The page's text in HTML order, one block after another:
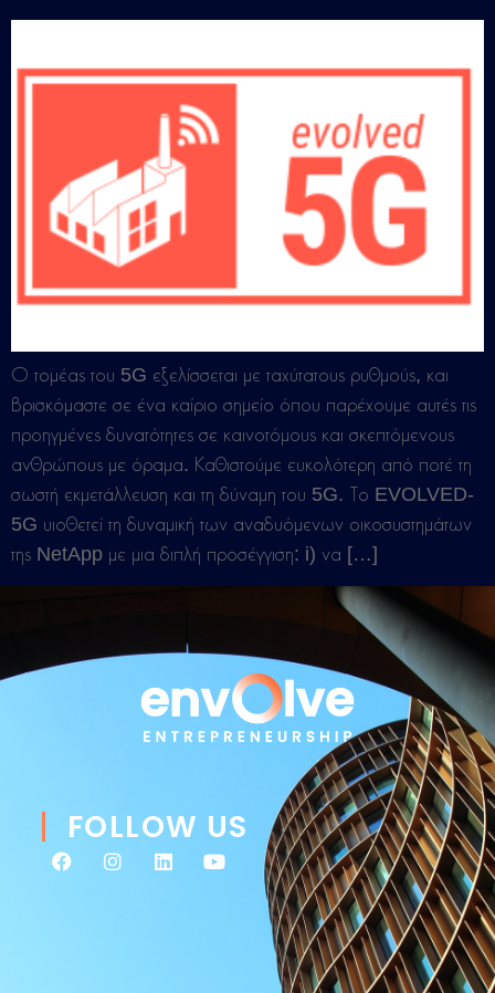
Ο τομέας του 5G εξελίσσεται με ταχύτατους ρυθμούς, και
βρισκόμαστε σε ένα καίριο σημείο όπου παρέχουμε αυτές τις
προηγμένες δυνατότητες σε καινοτόμους και σκεπτόμενους
ανθρώπους με όραμα. Καθιστούμε ευκολότερη από ποτέ τη
σωστή εκμετάλλευση και τη δύναμη του 5G. Το EVOLVED-
5G υιοθετεί τη δυναμική των αναδυόμενων οικοσυστημάτων
της NetApp με μια διπλή προσέγγιση: i) να […]
FOLLOW US